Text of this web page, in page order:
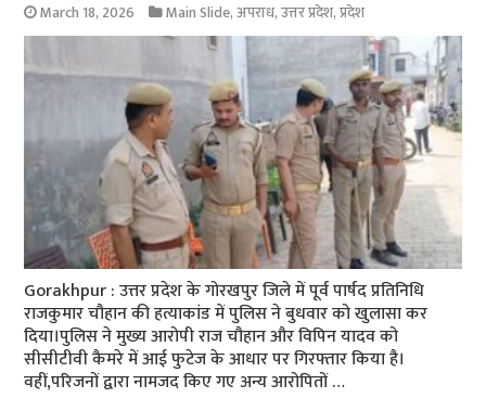
March 18, 2026 Main Slide,अपराध,उत्तर प्रदेश,प्रदेश
Gorakhpur : उत्तर प्रदेश के गोरखपुर जिले में पूर्व पार्षद प्रतिनिधि
राजकुमार चौहान की हत्याकांड में पुलिस ने बुधवार को खुलासा कर
दिया।पुलिस ने मुख्य आरोपी राज चौहान और विपिन यादव को
सीसीटीवी कैमरे में आई फुटेज के आधार पर गिरफ्तार किया है।
वहीं,परिजनों द्वारा नामजद किए गए अन्य आरोपितों …